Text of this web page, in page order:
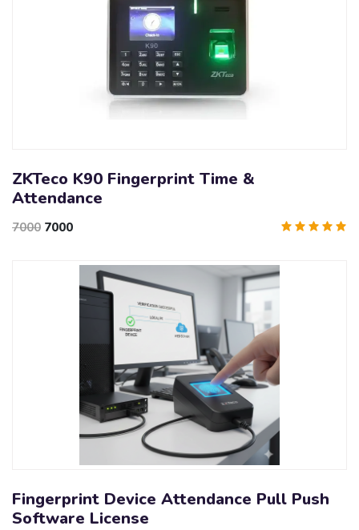
ZKTeco K90 Fingerprint Time &
Attendance
7000 7000
Fingerprint Device Attendance Pull Push
Software License